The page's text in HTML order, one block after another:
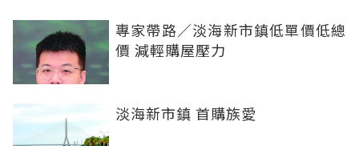
專家帶路／淡海新市鎮低單價低總
價 減輕購屋壓力
淡海新市鎮 首購族愛